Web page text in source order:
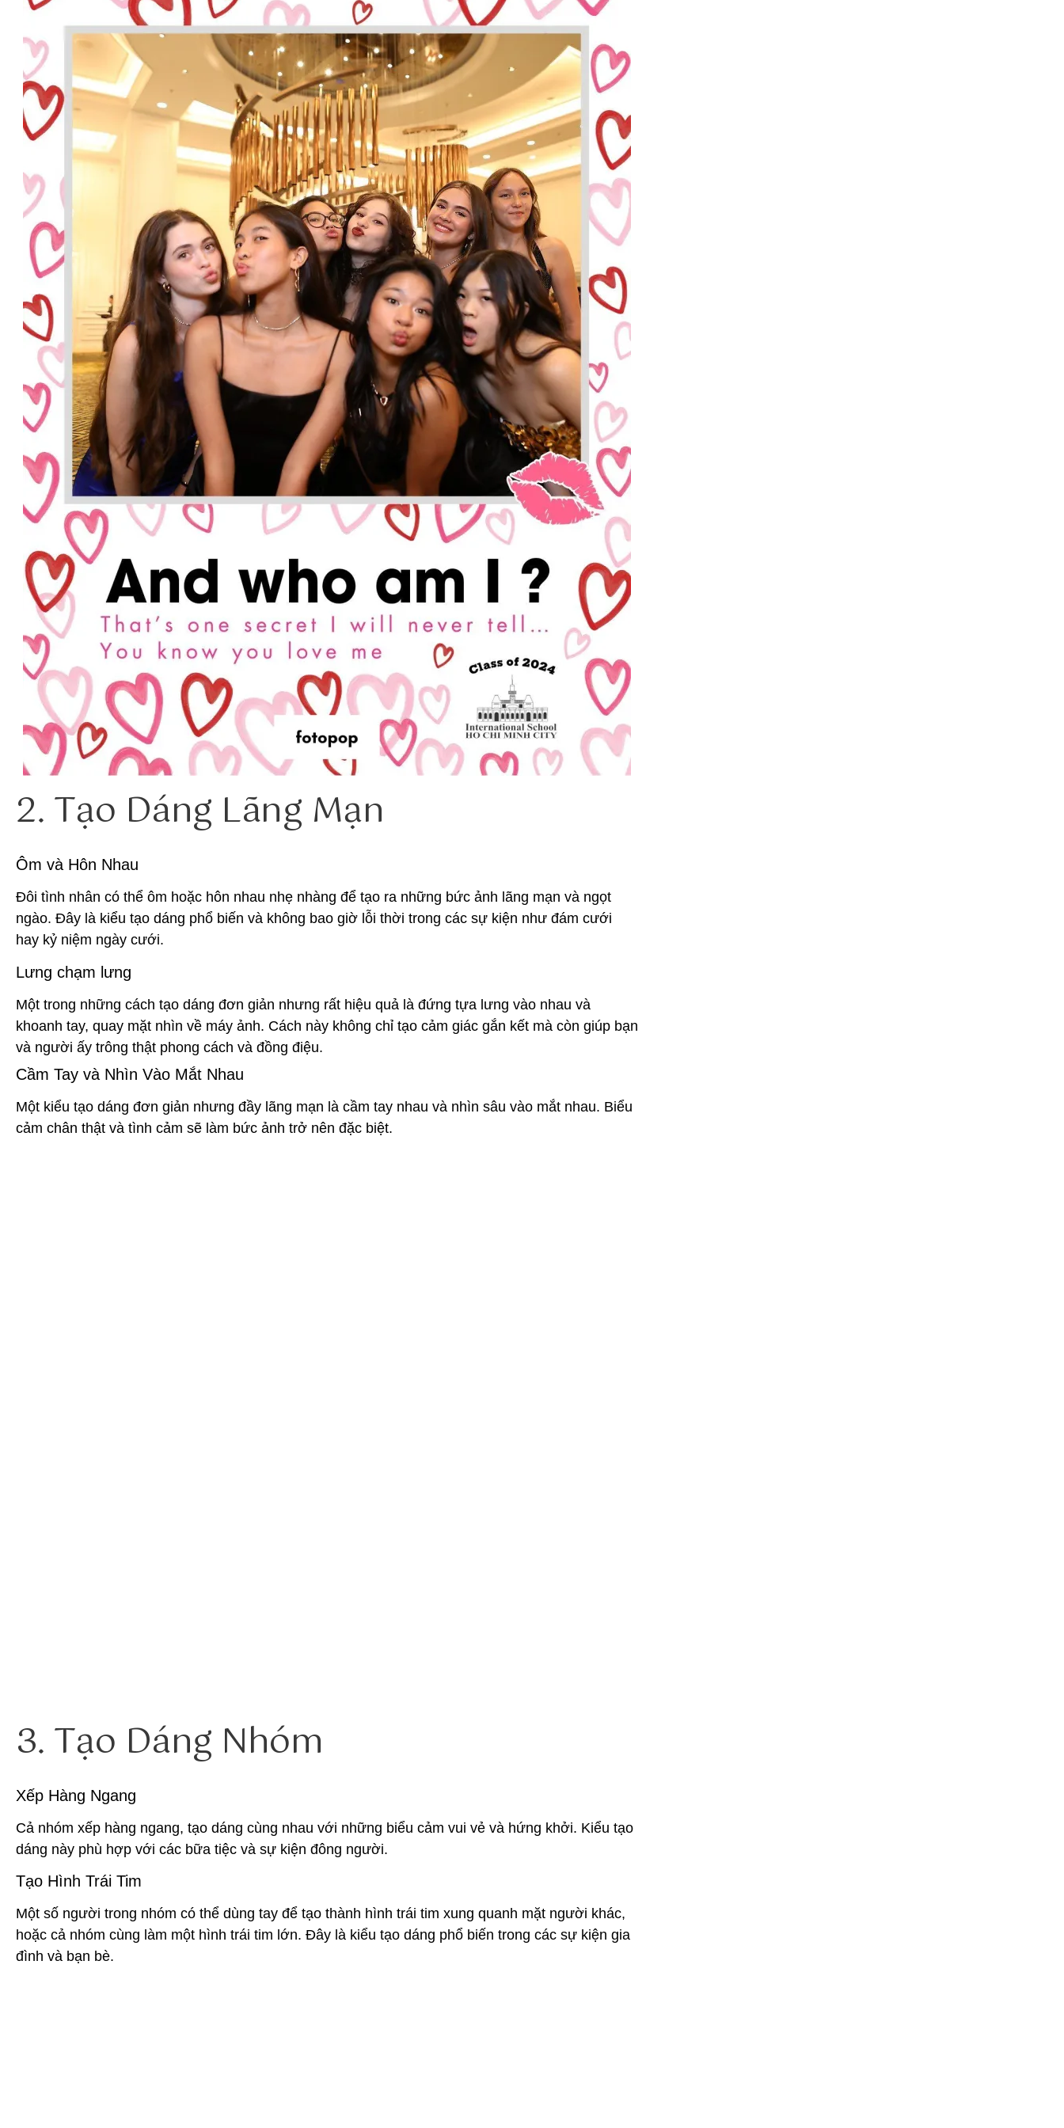
2. Tạo Dáng Lãng Mạn
Ôm và Hôn Nhau
Đôi tình nhân có thể ôm hoặc hôn nhau nhẹ nhàng để tạo ra những bức ảnh lãng mạn và ngọt
ngào. Đây là kiểu tạo dáng phổ biến và không bao giờ lỗi thời trong các sự kiện như đám cưới
hay kỷ niệm ngày cưới.
Lưng chạm lưng
Một trong những cách tạo dáng đơn giản nhưng rất hiệu quả là đứng tựa lưng vào nhau và
khoanh tay, quay mặt nhìn về máy ảnh. Cách này không chỉ tạo cảm giác gắn kết mà còn giúp bạn
và người ấy trông thật phong cách và đồng điệu.
Cầm Tay và Nhìn Vào Mắt Nhau
Một kiểu tạo dáng đơn giản nhưng đầy lãng mạn là cầm tay nhau và nhìn sâu vào mắt nhau. Biểu
cảm chân thật và tình cảm sẽ làm bức ảnh trở nên đặc biệt.
3. Tạo Dáng Nhóm
Xếp Hàng Ngang
Cả nhóm xếp hàng ngang, tạo dáng cùng nhau với những biểu cảm vui vẻ và hứng khởi. Kiểu tạo
dáng này phù hợp với các bữa tiệc và sự kiện đông người.
Tạo Hình Trái Tim
Một số người trong nhóm có thể dùng tay để tạo thành hình trái tim xung quanh mặt người khác,
hoặc cả nhóm cùng làm một hình trái tim lớn. Đây là kiểu tạo dáng phổ biến trong các sự kiện gia
đình và bạn bè.